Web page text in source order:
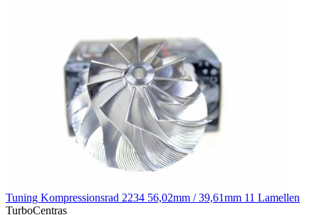
Tuning Kompressionsrad 2234 56,02mm / 39,61mm 11 Lamellen
TurboCentras